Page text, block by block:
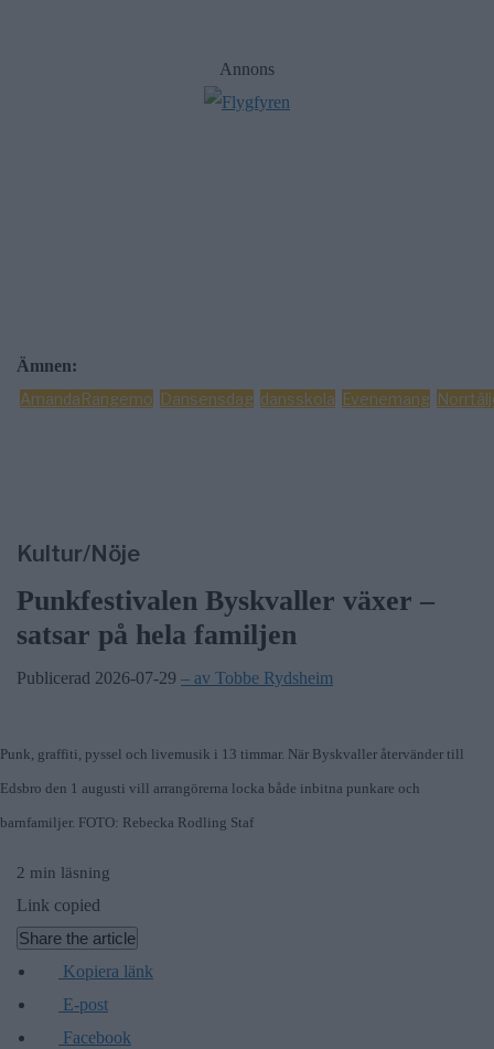
Annons
Ämnen:
AmandaRangemo Dansensdag dansskola Evenemang
Kultur/Nöje
Punkfestivalen Byskvaller växer –
satsar på hela familjen
Publicerad 2026-07-29 – av Tobbe Rydsheim
Punk, graffiti, pyssel och livemusik i 13 timmar. När Byskvaller återvänder till
Edsbro den 1 augusti vill arrangörerna locka både inbitna punkare och
barnfamiljer. FOTO: Rebecka Rodling Staf
2 min läsning
Link copied
Share the article
Kopiera länk
E-post
Facebook